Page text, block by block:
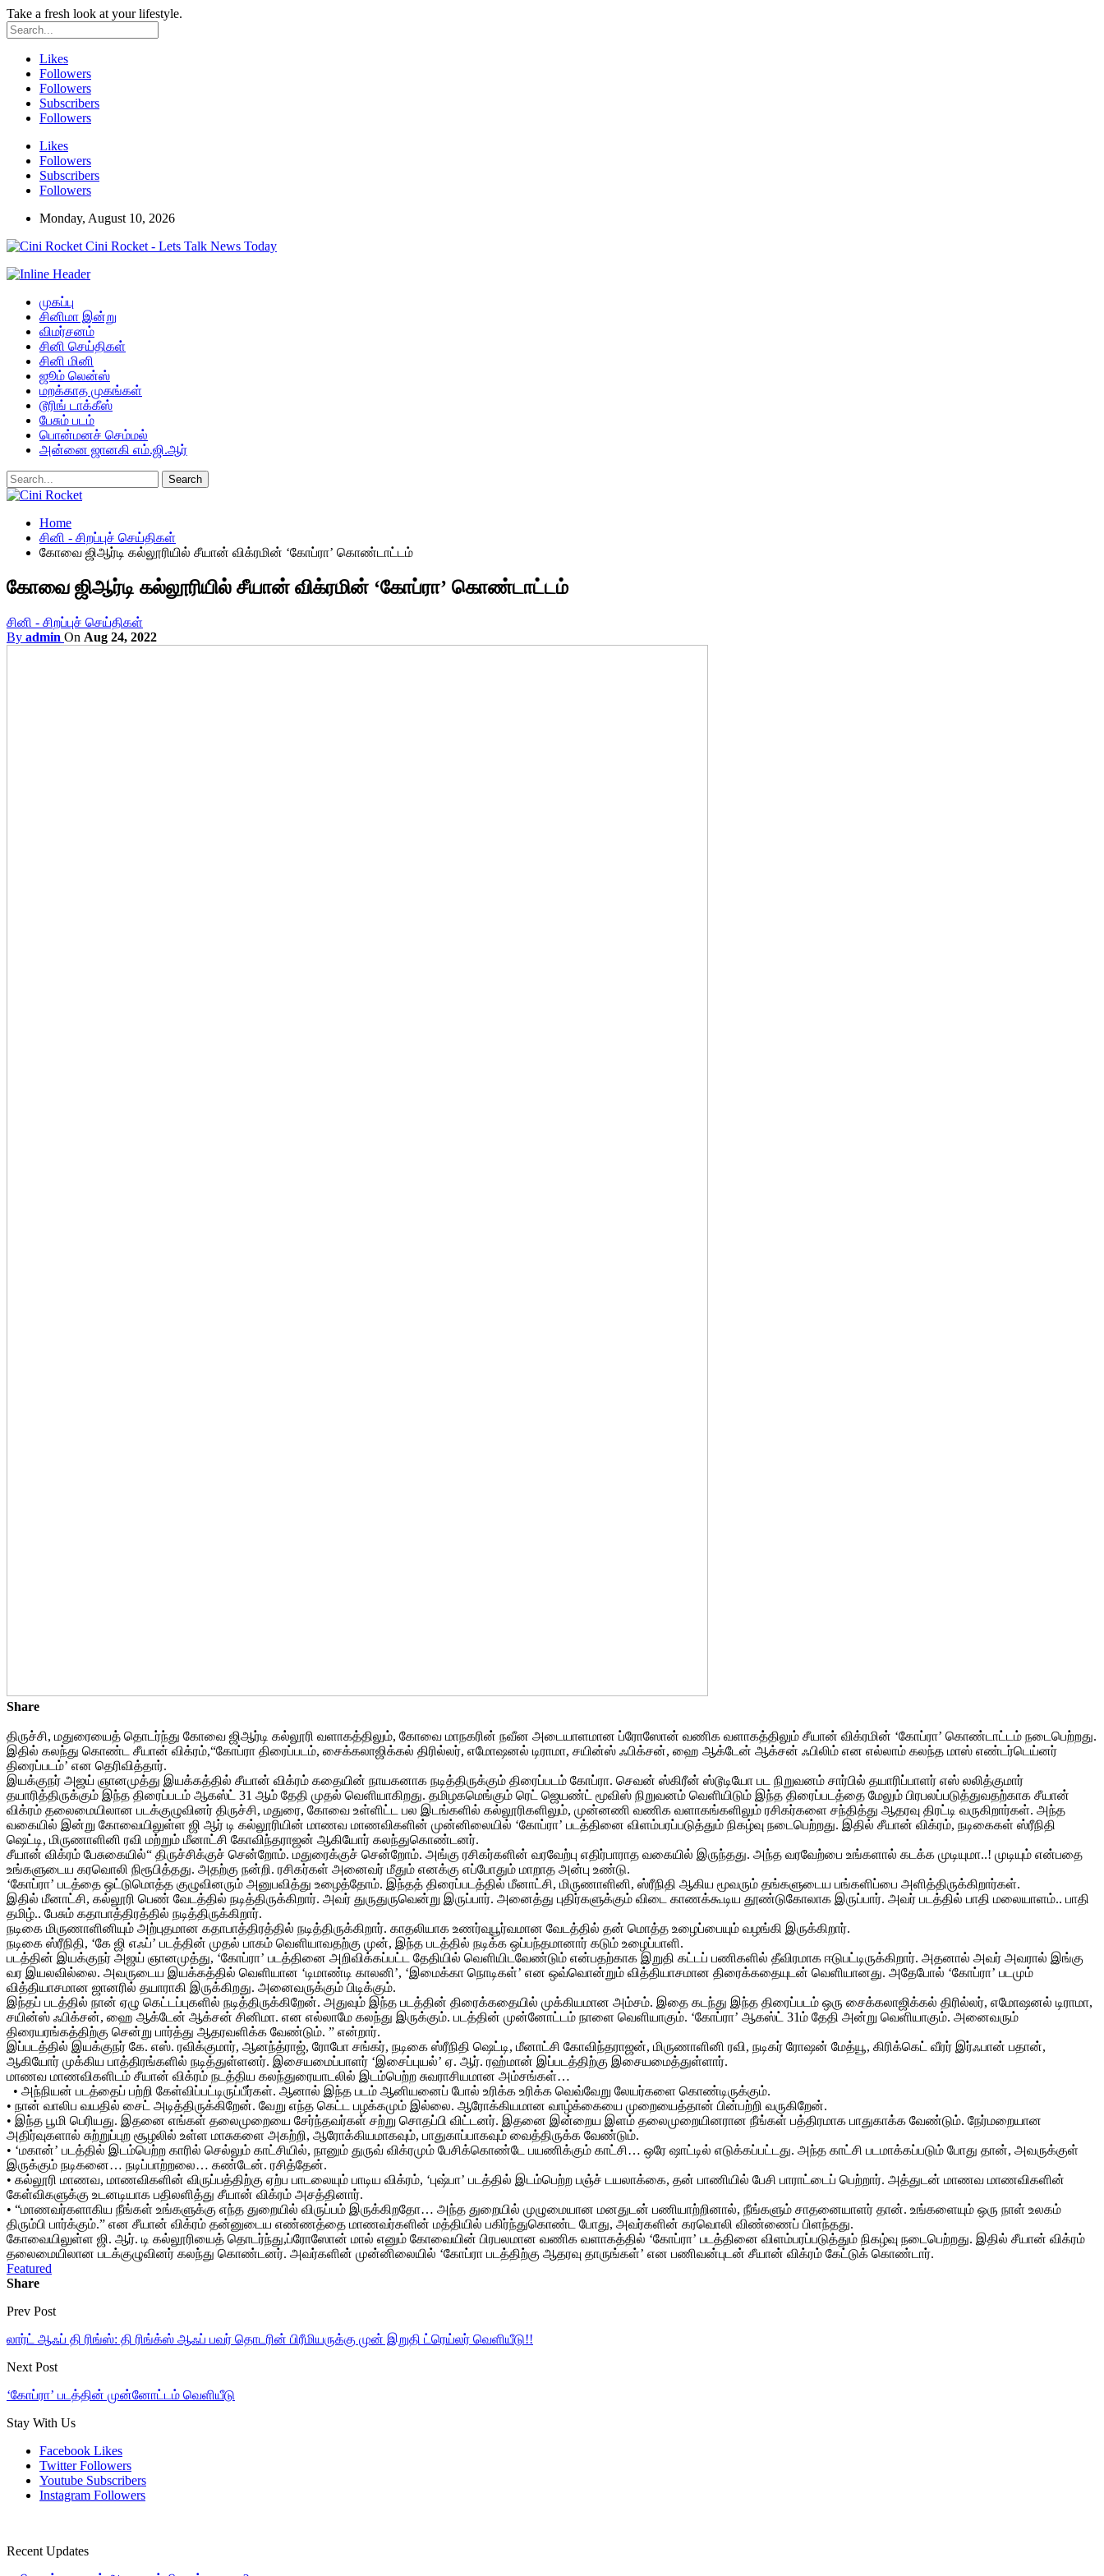
Take a fresh look at your lifestyle.
Likes
Followers
Followers
Subscribers
Followers
Likes
Followers
Subscribers
Followers
Monday, August 10, 2026
Cini Rocket - Lets Talk News Today
முகப்பு
சினிமா இன்று
விமர்சனம்
சினி செய்திகள்
சினி மினி
ஜூம் லென்ஸ்
மறக்காத முகங்கள்
டூரிங் டாக்கீஸ்
பேசும் படம்
பொன்மனச் செம்மல்
அன்னை ஜானகி எம்.ஜி.ஆர்
Home
சினி - சிறப்புச் செய்திகள்
கோவை ஜிஆர்டி கல்லூரியில் சீயான் விக்ரமின் ‘கோப்ரா’ கொண்டாட்டம்
கோவை ஜிஆர்டி கல்லூரியில் சீயான் விக்ரமின் ‘கோப்ரா’ கொண்டாட்டம்
சினி - சிறப்புச் செய்திகள்
By admin On Aug 24, 2022
Share
திருச்சி, மதுரையைத் தொடர்ந்து கோவை ஜிஆர்டி கல்லூரி வளாகத்திலும், கோவை மாநகரின் நவீன அடையாளமான ப்ரோஸோன் வணிக வளாகத்திலும் சீயான் விக்ரமின் ‘கோப்ரா’ கொண்டாட்டம் நடைபெற்றது.
இதில் கலந்து கொண்ட சீயான் விக்ரம்,“கோப்ரா திரைப்படம், சைக்கலாஜிக்கல் திரில்லர், எமோஷனல் டிராமா, சயின்ஸ் ஃபிக்சன், ஹை ஆக்டேன் ஆக்சன் ஃபிலிம் என எல்லாம் கலந்த மாஸ் எண்டர்டெய்னர்
திரைப்படம்’ என தெரிவித்தார்.
இயக்குநர் அஜய் ஞானமுத்து இயக்கத்தில் சீயான் விக்ரம் கதையின் நாயகனாக நடித்திருக்கும் திரைப்படம் கோப்ரா. செவன் ஸ்கிரீன் ஸ்டூடியோ பட நிறுவனம் சார்பில் தயாரிப்பாளர் எஸ் லலித்குமார்
தயாரித்திருக்கும் இந்த திரைப்படம் ஆகஸ்ட் 31 ஆம் தேதி முதல் வெளியாகிறது. தமிழகமெங்கும் ரெட் ஜெயண்ட் மூவிஸ் நிறுவனம் வெளியிடும் இந்த திரைப்படத்தை மேலும் பிரபலப்படுத்துவதற்காக சீயான்
விக்ரம் தலைமையிலான படக்குழுவினர் திருச்சி, மதுரை, கோவை உள்ளிட்ட பல இடங்களில் கல்லூரிகளிலும், முன்னணி வணிக வளாகங்களிலும் ரசிகர்களை சந்தித்து ஆதரவு திரட்டி வருகிறார்கள். அந்த
வகையில் இன்று கோவையிலுள்ள ஜி ஆர் டி கல்லூரியின் மாணவ மாணவிகளின் முன்னிலையில் ‘கோப்ரா’ படத்தினை விளம்பரப்படுத்தும் நிகழ்வு நடைபெற்றது. இதில் சீயான் விக்ரம், நடிகைகள் ஸ்ரீநிதி
ஷெட்டி, மிருணாளினி ரவி மற்றும் மீனாட்சி கோவிந்தராஜன் ஆகியோர் கலந்துகொண்டனர்.
சீயான் விக்ரம் பேசுகையில்“ திருச்சிக்குச் சென்றோம். மதுரைக்குச் சென்றோம். அங்கு ரசிகர்களின் வரவேற்பு எதிர்பாராத வகையில் இருந்தது. அந்த வரவேற்பை உங்களால் கடக்க முடியுமா..! முடியும் என்பதை
உங்களுடைய கரவொலி நிரூபித்தது. அதற்கு நன்றி. ரசிகர்கள் அனைவர் மீதும் எனக்கு எப்போதும் மாறாத அன்பு உண்டு.
‘கோப்ரா’ படத்தை ஒட்டுமொத்த குழுவினரும் அனுபவித்து உழைத்தோம்.‌ இந்தத் திரைப்படத்தில் மீனாட்சி, மிருணாளினி, ஸ்ரீநிதி ஆகிய மூவரும் தங்களுடைய பங்களிப்பை அளித்திருக்கிறார்கள்.
இதில் மீனாட்சி, கல்லூரி பெண் வேடத்தில் நடித்திருக்கிறார். அவர் துருதுருவென்று இருப்பார். அனைத்து புதிர்களுக்கும் விடை காணக்கூடிய தூண்டுகோலாக இருப்பார். அவர் படத்தில் பாதி மலையாளம்.. பாதி
தமிழ்.. பேசும் கதாபாத்திரத்தில் நடித்திருக்கிறார்.
நடிகை மிருணாளினியும் அற்புதமான கதாபாத்திரத்தில் நடித்திருக்கிறார். காதலியாக உணர்வுபூர்வமான வேடத்தில் தன் மொத்த உழைப்பையும் வழங்கி இருக்கிறார்.
நடிகை ஸ்ரீநிதி, ‘கே ஜி எஃப்’ படத்தின் முதல் பாகம் வெளியாவதற்கு முன், இந்த படத்தில் நடிக்க ஒப்பந்தமானார் கடும் உழைப்பாளி.
படத்தின் இயக்குநர் அஜய் ஞானமுத்து, ‘கோப்ரா’ படத்தினை அறிவிக்கப்பட்ட தேதியில் வெளியிடவேண்டும் என்பதற்காக இறுதி கட்டப் பணிகளில் தீவிரமாக ஈடுபட்டிருக்கிறார். அதனால் அவர் அவரால் இங்கு
வர இயலவில்லை. அவருடைய இயக்கத்தில் வெளியான ‘டிமாண்டி காலனி’, ‘இமைக்கா நொடிகள்’ என ஒவ்வொன்றும் வித்தியாசமான திரைக்கதையுடன் வெளியானது. அதேபோல் ‘கோப்ரா’ படமும்
வித்தியாசமான ஜானரில் தயாராகி இருக்கிறது. அனைவருக்கும் பிடிக்கும்.‌
இந்தப் படத்தில் நான் ஏழு கெட்டப்புகளில் நடித்திருக்கிறேன். அதுவும் இந்த படத்தின் திரைக்கதையில் முக்கியமான அம்சம். இதை கடந்து இந்த திரைப்படம் ஒரு சைக்கலாஜிக்கல் திரில்லர், எமோஷனல் டிராமா,
சயின்ஸ் ஃபிக்சன், ஹை ஆக்டேன் ஆக்சன் சினிமா. என எல்லாமே கலந்து இருக்கும். படத்தின் முன்னோட்டம் நாளை வெளியாகும். ‘கோப்ரா’ ஆகஸ்ட் 31ம் தேதி அன்று வெளியாகும். அனைவரும்
திரையரங்கத்திற்கு சென்று பார்த்து ஆதரவளிக்க வேண்டும். ” என்றார்.
இப்படத்தில் இயக்குநர் கே. எஸ். ரவிக்குமார், ஆனந்த்ராஜ், ரோபோ சங்கர், நடிகை ஸ்ரீநிதி ஷெட்டி, மீனாட்சி கோவிந்தராஜன், மிருணாளினி ரவி, நடிகர் ரோஷன் மேத்யூ, கிரிக்கெட் வீரர் இர்ஃபான் பதான்,
ஆகியோர் முக்கிய பாத்திரங்களில் நடித்துள்ளனர். இசையமைப்பாளர் ‘இசைப்புயல்’ ஏ. ஆர். ரஹ்மான் இப்படத்திற்கு இசையமைத்துள்ளார்.
மாணவ மாணவிகளிடம் சீயான் விக்ரம் நடத்திய கலந்துரையாடலில் இடம்பெற்ற சுவராசியமான அம்சங்கள்…
• அந்நியன் படத்தைப் பற்றி கேள்விப்பட்டிருப்பீர்கள். ஆனால் இந்த படம் ஆனியனைப் போல் உரிக்க உரிக்க வெவ்வேறு லேயர்களை கொண்டிருக்கும்.
• நான் வாலிப வயதில் சைட் அடித்திருக்கிறேன். வேறு எந்த கெட்ட பழக்கமும் இல்லை. ஆரோக்கியமான வாழ்க்கையை முறையைத்தான் பின்பற்றி வருகிறேன்.
• இந்த பூமி பெரியது. இதனை எங்கள் தலைமுறையை சேர்ந்தவர்கள் சற்று சொதப்பி விட்டனர். இதனை இன்றைய இளம் தலைமுறையினரான நீங்கள் பத்திரமாக பாதுகாக்க வேண்டும். நேர்மறையான
அதிர்வுகளால் சுற்றுப்புற சூழலில் உள்ள மாசுகளை அகற்றி, ஆரோக்கியமாகவும், பாதுகாப்பாகவும் வைத்திருக்க வேண்டும்.
• ‘மகான்’ படத்தில் இடம்பெற்ற காரில் செல்லும் காட்சியில், நானும் துருவ் விக்ரமும் பேசிக்கொண்டே பயணிக்கும் காட்சி… ஒரே ஷாட்டில் எடுக்கப்பட்டது. அந்த காட்சி படமாக்கப்படும் போது தான், அவருக்குள்
இருக்கும் நடிகனை… நடிப்பாற்றலை… கண்டேன். ரசித்தேன்.
• கல்லூரி மாணவ, மாணவிகளின் விருப்பத்திற்கு ஏற்ப பாடலையும் பாடிய விக்ரம், ‘புஷ்பா’ படத்தில் இடம்பெற்ற பஞ்ச் டயலாக்கை, தன் பாணியில் பேசி பாராட்டைப் பெற்றார். அத்துடன் மாணவ மாணவிகளின்
கேள்விகளுக்கு உடனடியாக பதிலளித்து சீயான் விக்ரம் அசத்தினார்.
• “மாணவர்களாகிய நீங்கள் உங்களுக்கு எந்த துறையில் விருப்பம் இருக்கிறதோ… அந்த துறையில் முழுமையான மனதுடன் பணியாற்றினால், நீங்களும் சாதனையாளர் தான். உங்களையும் ஒரு நாள் உலகம்
திரும்பி பார்க்கும்.” என சீயான் விக்ரம் தன்னுடைய எண்ணத்தை மாணவர்களின் மத்தியில் பகிர்ந்துகொண்ட போது, அவர்களின் கரவொலி விண்ணைப் பிளந்தது.
கோவையிலுள்ள ஜி. ஆர். டி கல்லூரியைத் தொடர்ந்து,ப்ரோஸோன் மால் எனும் கோவையின் பிரபலமான வணிக வளாகத்தில் ‘கோப்ரா’ படத்தினை விளம்பரப்படுத்தும் நிகழ்வு நடைபெற்றது. இதில் சீயான் விக்ரம்
தலைமையிலான படக்குழுவினர் கலந்து கொண்டனர். அவர்களின் முன்னிலையில் ‘கோப்ரா படத்திற்கு ஆதரவு தாருங்கள்’ என பணிவன்புடன் சீயான் விக்ரம் கேட்டுக் கொண்டார்.
Featured
Share
Prev Post
லார்ட் ஆஃப் தி ரிங்ஸ்: தி ரிங்க்ஸ் ஆஃப் பவர் தொடரின் பிரீமியருக்கு முன் இறுதி ட்ரெய்லர் வெளியீடு!!
Next Post
‘கோப்ரா’ படத்தின் முன்னோட்டம் வெளியீடு
Stay With Us
Facebook Likes
Twitter Followers
Youtube Subscribers
Instagram Followers
Recent Updates